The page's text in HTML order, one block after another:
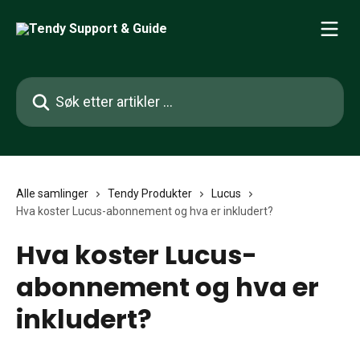
Søk etter artikler ...
Alle samlinger Tendy Produkter
Lucus
Hva koster Lucus-abonnement og hva er inkludert?
Hva koster Lucus-
abonnement og hva er
inkludert?